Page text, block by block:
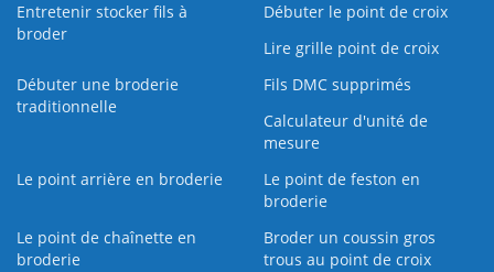
Entretenir stocker fils à
broder
Débuter le point de croix
Lire grille point de croix
Débuter une broderie
traditionnelle
Fils DMC supprimés
Calculateur d'unité de
mesure
Le point arrière en broderie
Le point de feston en
broderie
Le point de chaînette en
broderie
Broder un coussin gros
trous au point de croix